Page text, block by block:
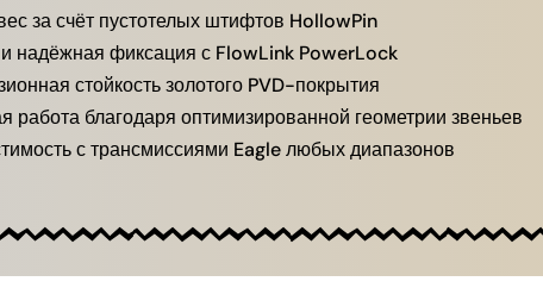
за счёт пустотелых штифтов HollowPin
надёжная фиксация с FlowLink PowerLock
стойкость золотого PVD-покрытия
работа благодаря оптимизированной геометрии звеньев
с трансмиссиями Eagle любых диапазонов